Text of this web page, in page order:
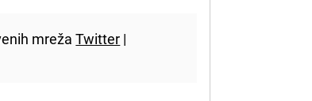
mrežaTwitter |